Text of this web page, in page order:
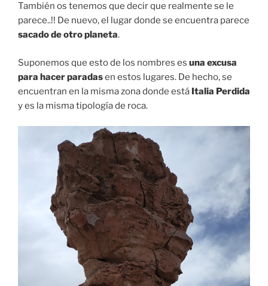
También os tenemos que decir que realmente se le
parece..!! De nuevo, el lugar donde se encuentra parece
sacado de otro planeta.
Suponemos que esto de los nombres es una excusa
para hacer paradasen estos lugares. De hecho, se
encuentran en la misma zona donde está Italia Perdida
y es la misma tipología de roca.